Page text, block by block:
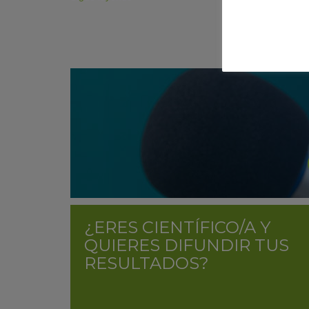
¿ERES CIENTÍFICO/A Y
QUIERES DIFUNDIR TUS
RESULTADOS?